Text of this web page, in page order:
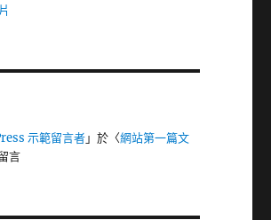
示範留言者」於〈網站第一篇文
言